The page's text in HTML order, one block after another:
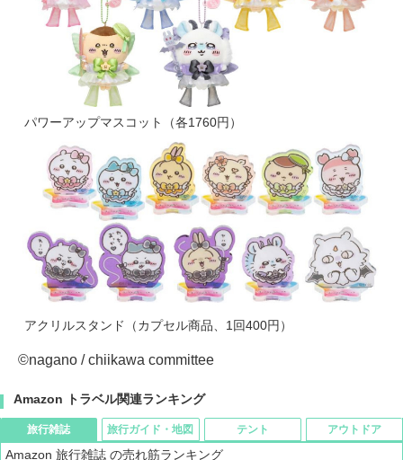
パワーアップマスコット（各1760円）
アクリルスタンド（カプセル商品、1回400円）
©nagano / chiikawa committee
Amazon トラベル関連ランキング
旅行雑誌
Amazon 旅行雑誌 の売れ筋ランキング
旅行ガイド・地図 テント アウトドア